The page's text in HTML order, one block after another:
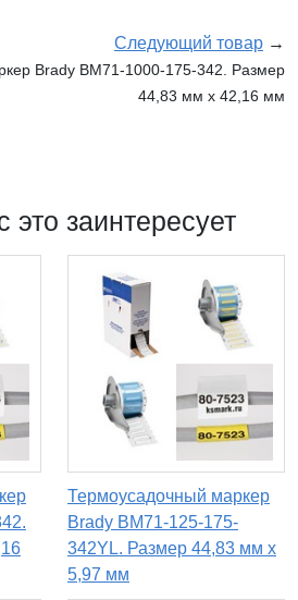
Следующий товар →
Brady BM71-1000-175-342. Размер
44,83 мм х 42,16 мм
заинтересует
Термоусадочный маркер
Brady BM71-125-175-
342YL. Размер 44,83 мм х
5,97 мм